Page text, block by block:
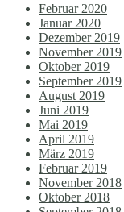
Februar 2020
Januar 2020
Dezember 2019
November 2019
Oktober 2019
September 2019
August 2019
Juni 2019
Mai 2019
April 2019
März 2019
Februar 2019
November 2018
Oktober 2018